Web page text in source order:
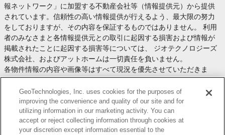
報ネットワーク」に加盟する不動産会社等（情報提供元）から提供
されています。信頼性の高い情報提供が行えるよう、最大限の努力
をしておりますが、その内容を保証するものではありません。 利用
者のみなさまと各情報提供元との取引に起因する損害および情報が
掲載されたことに起因する損害等については、 ジオテクノロジーズ
株式会社、およびアットホームは一切責任を負いません。
各物件情報の内容や画像等はすべて現況を優先させていただきま
す。
お取引等（お取引の準備、資金調達等を含みます）の際には、内容
や契約条件等について、 各情報提供元より十分な説明を受け、ご自
身でご確認の上、判断してください。
このコーナーへの物件情報のご掲載、その他不動産業務ソリューシ
ョン等についての不動産会社様のお問合せはこちら
GeoTechnologies, Inc. uses cookies for the purposes of
improving the convenience and quality of our site and for
utilizing information in our marketing activity. You can
accept or reject collecting information through cookies at
your discretion except information essential to the